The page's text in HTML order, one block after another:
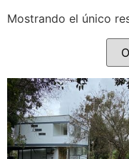
Mostrando el único